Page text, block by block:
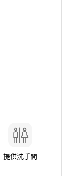
提供洗手間